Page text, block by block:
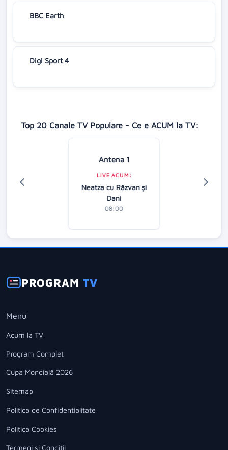
BBC Earth
Digi Sport 4
Top 20 Canale TV Populare - Ce e ACUM la TV:
Antena 1
LIVE ACUM:
Neatza cu Răzvan şi
Dani
08:00
PROGRAMTV
Menu
Acum la TV
Program Complet
Cupa Mondială 2026
Sitemap
Politica de Confidentialitate
Politica Cookies
Termeni si Conditii